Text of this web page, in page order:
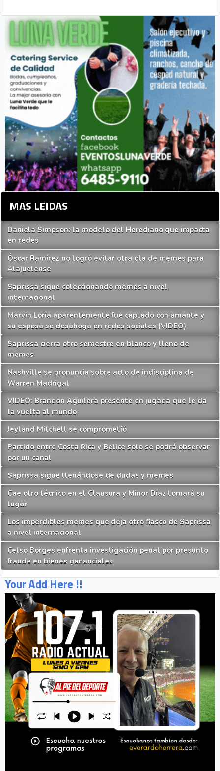
MAS LEIDAS
Daniela Simpson: la modelo del Herediano que impacta
en redes
Óscar Ramírez no logró evitar otra ola de memes para
Alajuelense
Saprissa sigue coleccionando memes a nivel
internacional
Marvin Loría aparentemente fue captado con amante y
su esposa se desahoga en redes sociales (VIDEO)
Saprissa cierra otro semestre en blanco y lleno de
memes
Nashville se pronuncia sobre acto de indisciplina de
Warren Madrigal
VIDEO: Brandon Aguilera presente en jugada que le da
la vuelta al mundo
Jeyland Mitchell se comprometió
Partido entre Costa Rica y Belice solo se podrá observar
por un canal
Saprissa sigue llenándose de dudas y memes
Cae otro técnico en el Clausura y Minor Díaz tomará su
lugar
Los imperdibles memes que deja otro fiasco de Saprissa
a nivel internacional
Celso Borges enfrenta investigación penal por presunto
fraude en bienes gananciales
Your Add Here !!